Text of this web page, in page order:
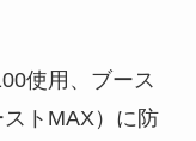
使用、ブース
トMAX）に防